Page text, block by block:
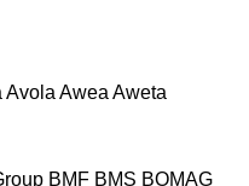
Avola Awea Aweta
BMF BMS BOMAG